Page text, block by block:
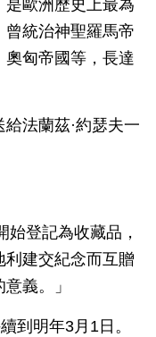
是歐洲歷史上最為
統治神聖羅馬帝
奧匈帝國等，長達
法蘭茲·約瑟夫一
始登記為收藏品，
建交紀念而互贈
義。」
到明年3月1日。